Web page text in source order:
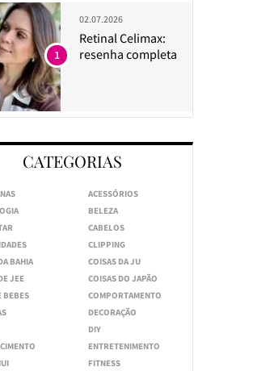
02.07.2026
Retinal Celimax:
resenha completa
1
CATEGORIAS
ACESSÓRIOS
BELEZA
CABELOS
CLIPPING
BAHIA
COISAS DA JU
JEE
COISAS DO JAPÃO
BEBES
COMPORTAMENTO
DECORAÇÃO
DIY
ENTRETENIMENTO
FITNESS